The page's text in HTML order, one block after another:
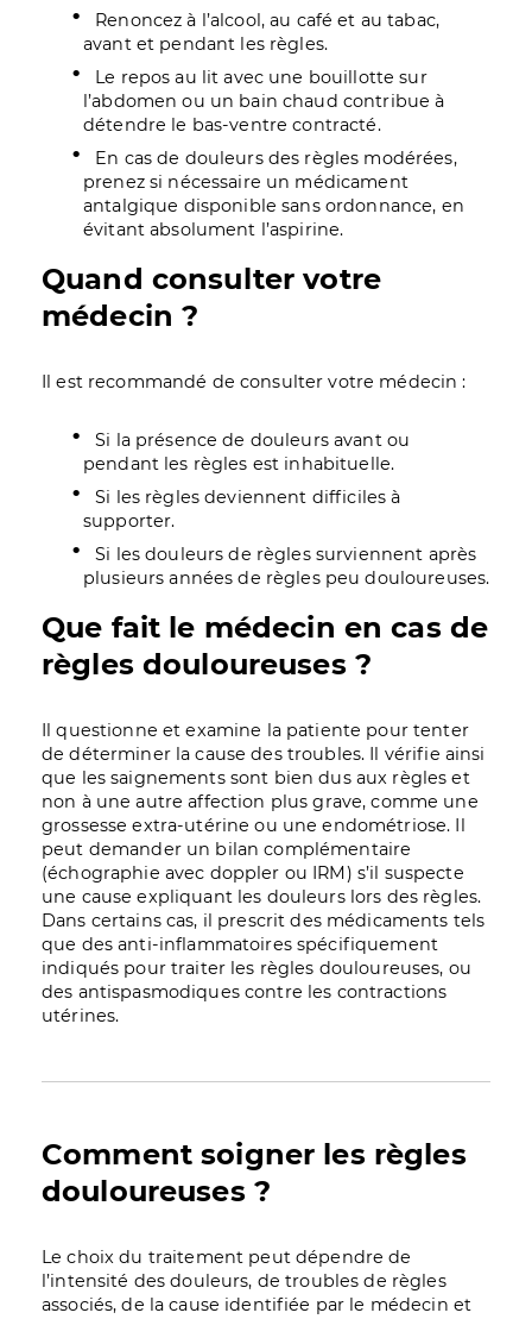
Renoncez à l’alcool, au café et au tabac,
avant et pendant les règles.
Le repos au lit avec une bouillotte sur
l’abdomen ou un bain chaud contribue à
détendre le bas-ventre contracté.
En cas de douleurs des règles modérées,
prenez si nécessaire un médicament
antalgique disponible sans ordonnance, en
évitant absolument l’aspirine.
Quand consulter votre
médecin ?
Il est recommandé de consulter votre médecin :
Si la présence de douleurs avant ou
pendant les règles est inhabituelle.
Si les règles deviennent difficiles à
supporter.
Si les douleurs de règles surviennent après
plusieurs années de règles peu douloureuses.
Que fait le médecin en cas de
règles douloureuses ?
Il questionne et examine la patiente pour tenter
de déterminer la cause des troubles. Il vérifie ainsi
que les saignements sont bien dus aux règles et
non à une autre affection plus grave, comme une
grossesse extra-utérine ou une endométriose. Il
peut demander un bilan complémentaire
(échographie avec doppler ou IRM) s’il suspecte
une cause expliquant les douleurs lors des règles.
Dans certains cas, il prescrit des médicaments tels
que des anti-inflammatoires spécifiquement
indiqués pour traiter les règles douloureuses, ou
des antispasmodiques contre les contractions
utérines.
Comment soigner les règles
douloureuses ?
Le choix du traitement peut dépendre de
l’intensité des douleurs, de troubles de règles
associés, de la cause identifiée par le médecin et